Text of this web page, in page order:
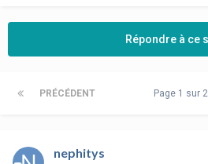
Répondre à ce
PRÉCÉDENT Page 1 sur 2
nephitys